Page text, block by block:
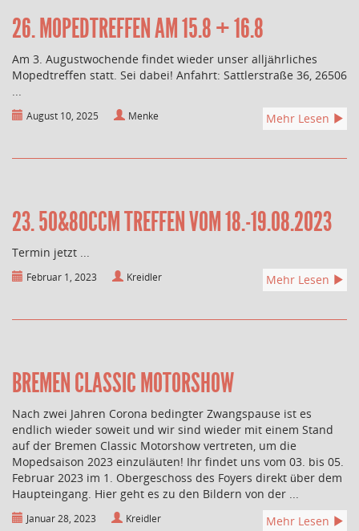
26. MOPEDTREFFEN AM 15.8 + 16.8
Am 3. Augustwochende findet wieder unser alljährliches
Mopedtreffen statt. Sei dabei! Anfahrt: Sattlerstraße 36, 26506
August 10, 2025 Menke Mehr Lesen
23. 50&80CCM TREFFEN VOM 18.-19.08.2023
Termin jetzt ...
Februar 1, 2023 Kreidler Mehr Lesen
BREMEN CLASSIC MOTORSHOW
Nach zwei Jahren Corona bedingter Zwangspause ist es
endlich wieder soweit und wir sind wieder mit einem Stand
auf der Bremen Classic Motorshow vertreten, um die
Mopedsaison 2023 einzuläuten! Ihr findet uns vom 03. bis 05.
Februar 2023 im 1. Obergeschoss des Foyers direkt über dem
Haupteingang. Hier geht es zu den Bildern von der ...
Januar 28, 2023 Kreidler Mehr Lesen